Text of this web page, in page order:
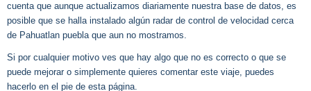
cuenta que aunque actualizamos diariamente nuestra base de datos, es
posible que se halla instalado algún radar de control de velocidad cerca
de Pahuatlan puebla que aun no mostramos.
Si por cualquier motivo ves que hay algo que no es correcto o que se
puede mejorar o simplemente quieres comentar este viaje, puedes
hacerlo en el pie de esta página.